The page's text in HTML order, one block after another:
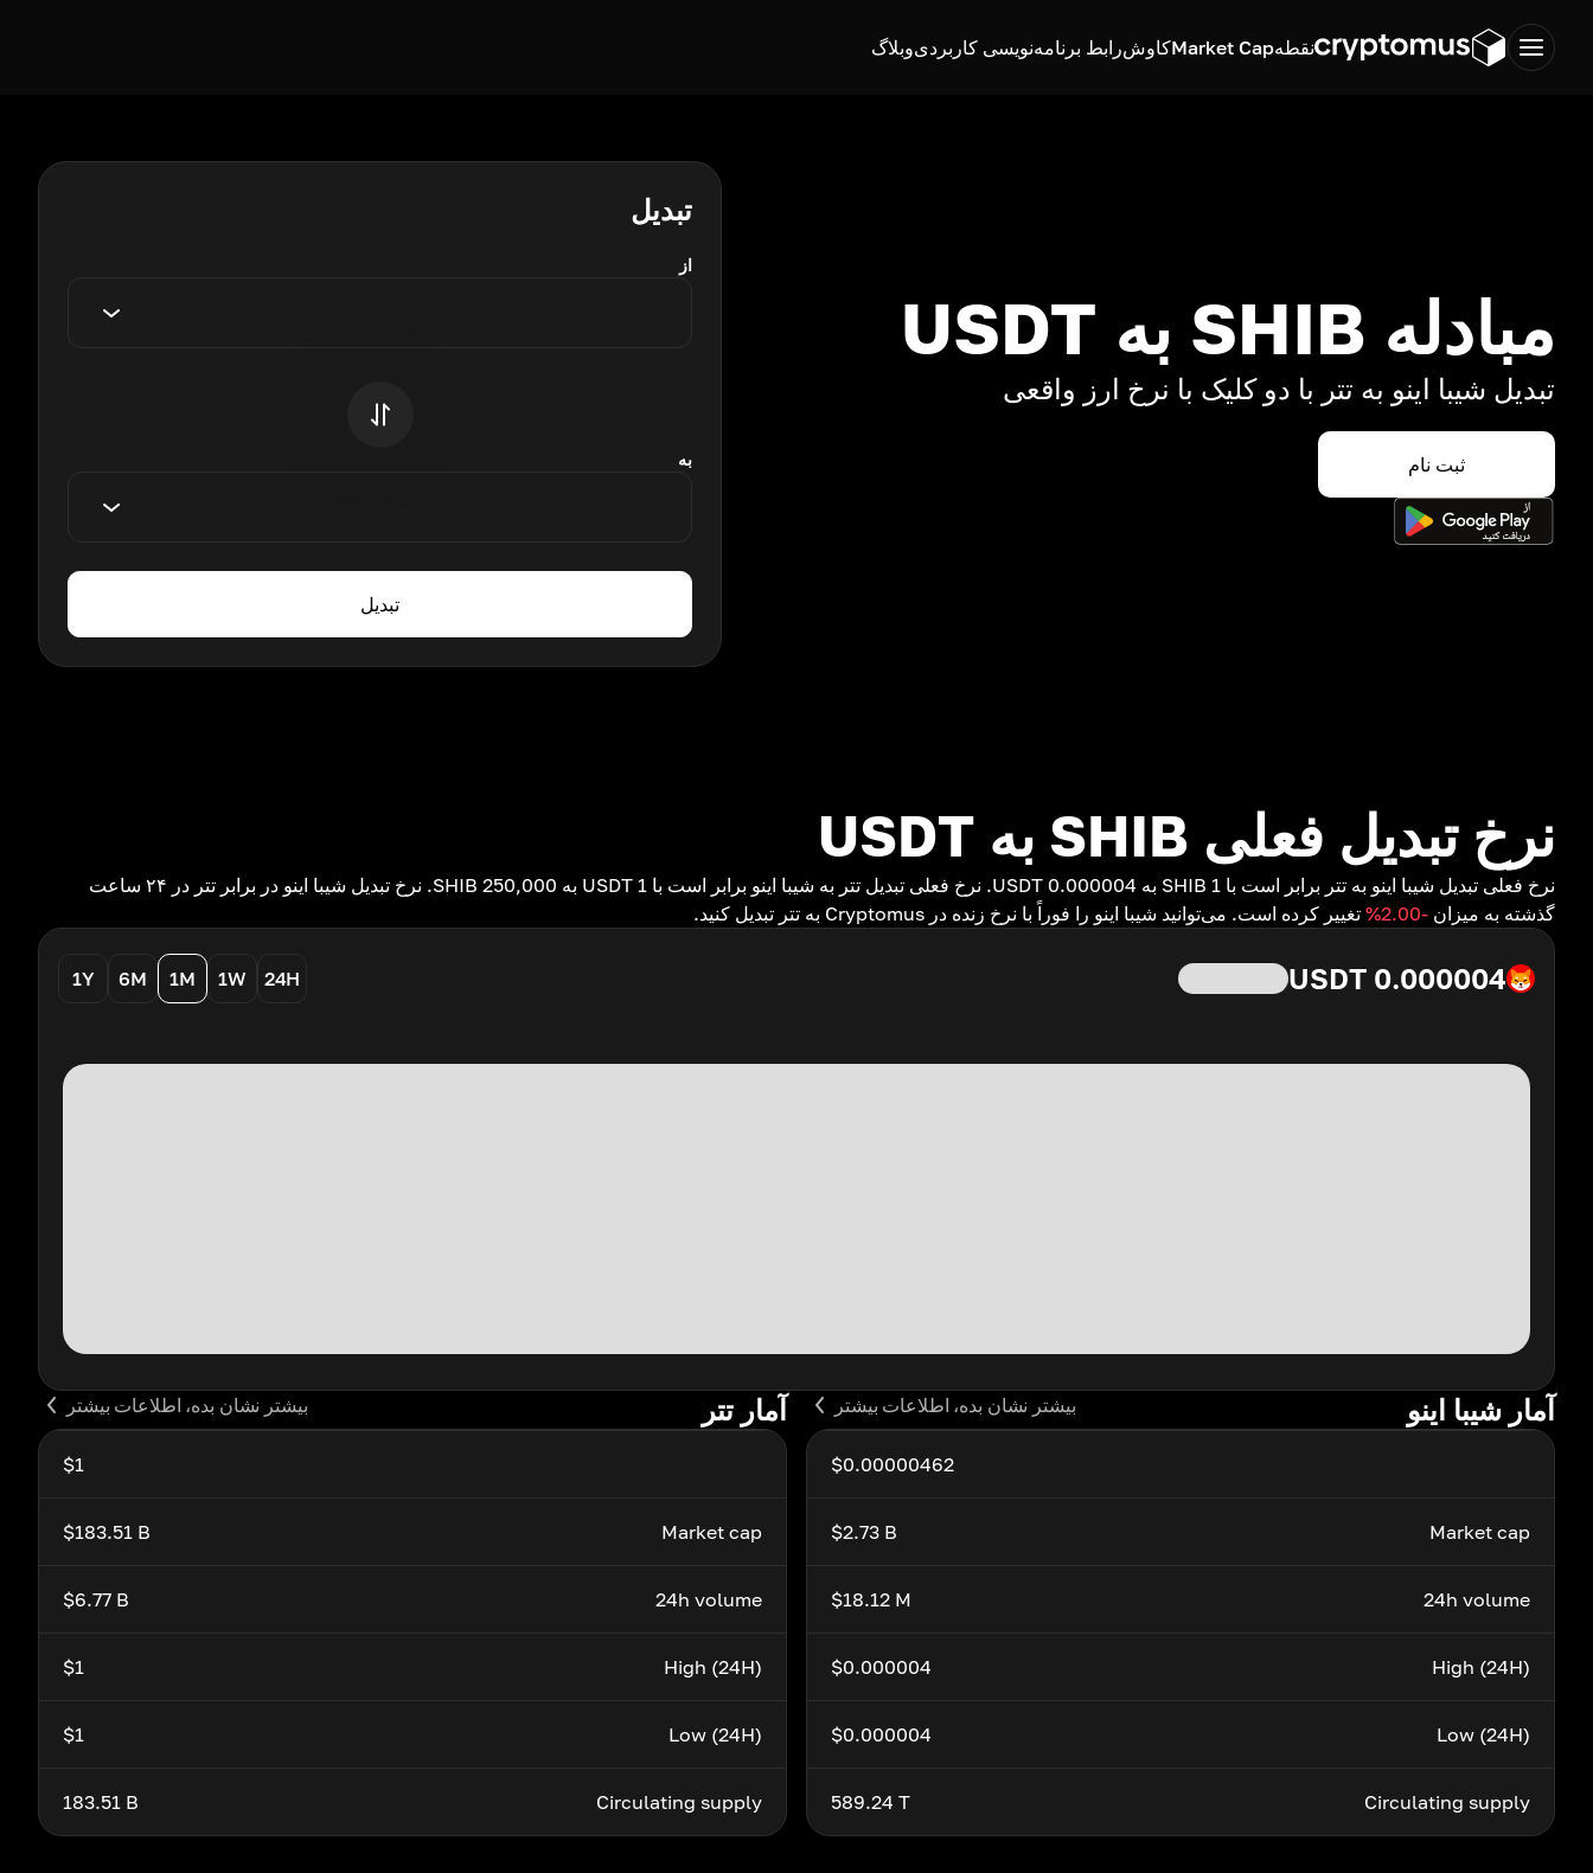
نقطهMarket Capکاوشرابط برنامه‌نویسی کاربردیوبلاگ
مبادله SHIB به USDT
تبدیل شیبا اینو به تتر با دو کلیک با نرخ ارز واقعی
ثبت نام
تبدیل
از
به
تبدیل
نرخ تبدیل فعلی SHIB به USDT
نرخ فعلی تبدیل شیبا اینو به تتر برابر است با 1 SHIB به 0.000004 USDT. نرخ فعلی تبدیل تتر به شیبا اینو برابر است با 1 USDT به 250,000 SHIB. نرخ تبدیل شیبا اینو در برابر تتر در ۲۴ ساعت
گذشته به میزان -2.00
% تغییر کرده است. می‌توانید شیبا اینو را فوراً با نرخ زنده در Cryptomus به تتر تبدیل کنید.
0.000004
USDT
24H
1W
1M
6M
1Y
آمار شیبا اینو بیشتر نشان بده، اطلاعات بیشتر
$0.00000462
Market cap
$2.73 B
24h volume
$18.12 M
High (24H)
$0.000004
Low (24H)
$0.000004
Circulating supply
589.24 T
آمار تتر بیشتر نشان بده، اطلاعات بیشتر
$1
Market cap
$183.51 B
24h volume
$6.77 B
High (24H)
$1
Low (24H)
$1
Circulating supply
183.51 B